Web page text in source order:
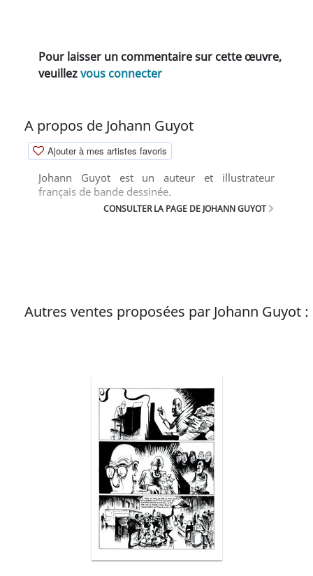
Pour laisser un commentaire sur cette œuvre,
veuillezvous connecter
A propos de Johann Guyot
Ajouter à mes artistes favoris
Johann Guyot est un auteur et illustrateur
français de bande dessinée.
CONSULTER LA PAGE DE JOHANN GUYOT
Autres ventes proposées par Johann Guyot :